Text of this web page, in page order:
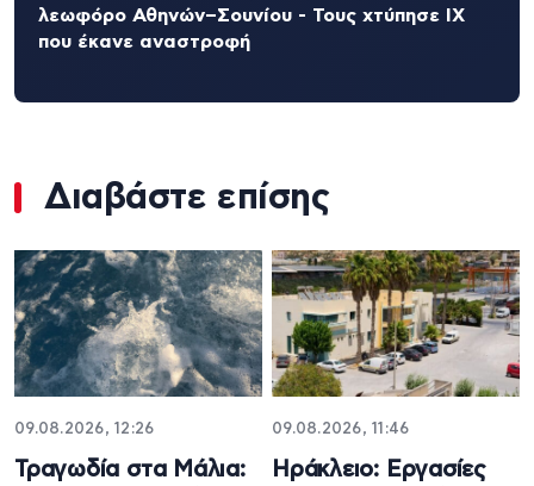
λεωφόρο Αθηνών–Σουνίου - Τους χτύπησε ΙΧ
που έκανε αναστροφή
Διαβάστε επίσης
09.08.2026, 12:26
Τραγωδία στα Μάλια:
09.08.2026, 11:46
Ηράκλειο: Εργασίες